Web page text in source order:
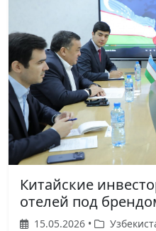
Китайские
отелей под
15.05.2026 •